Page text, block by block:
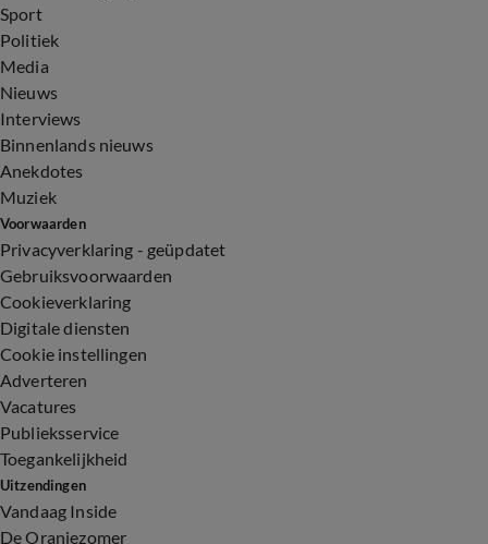
Sport
Politiek
Media
Nieuws
Interviews
Binnenlands nieuws
Anekdotes
Muziek
Voorwaarden
Privacyverklaring - geüpdatet
Gebruiksvoorwaarden
Cookieverklaring
Digitale diensten
Cookie instellingen
Adverteren
Vacatures
Publieksservice
Toegankelijkheid
Uitzendingen
Vandaag Inside
De Oranjezomer